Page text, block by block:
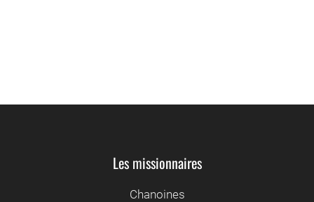
Les missionnaires
Chanoines